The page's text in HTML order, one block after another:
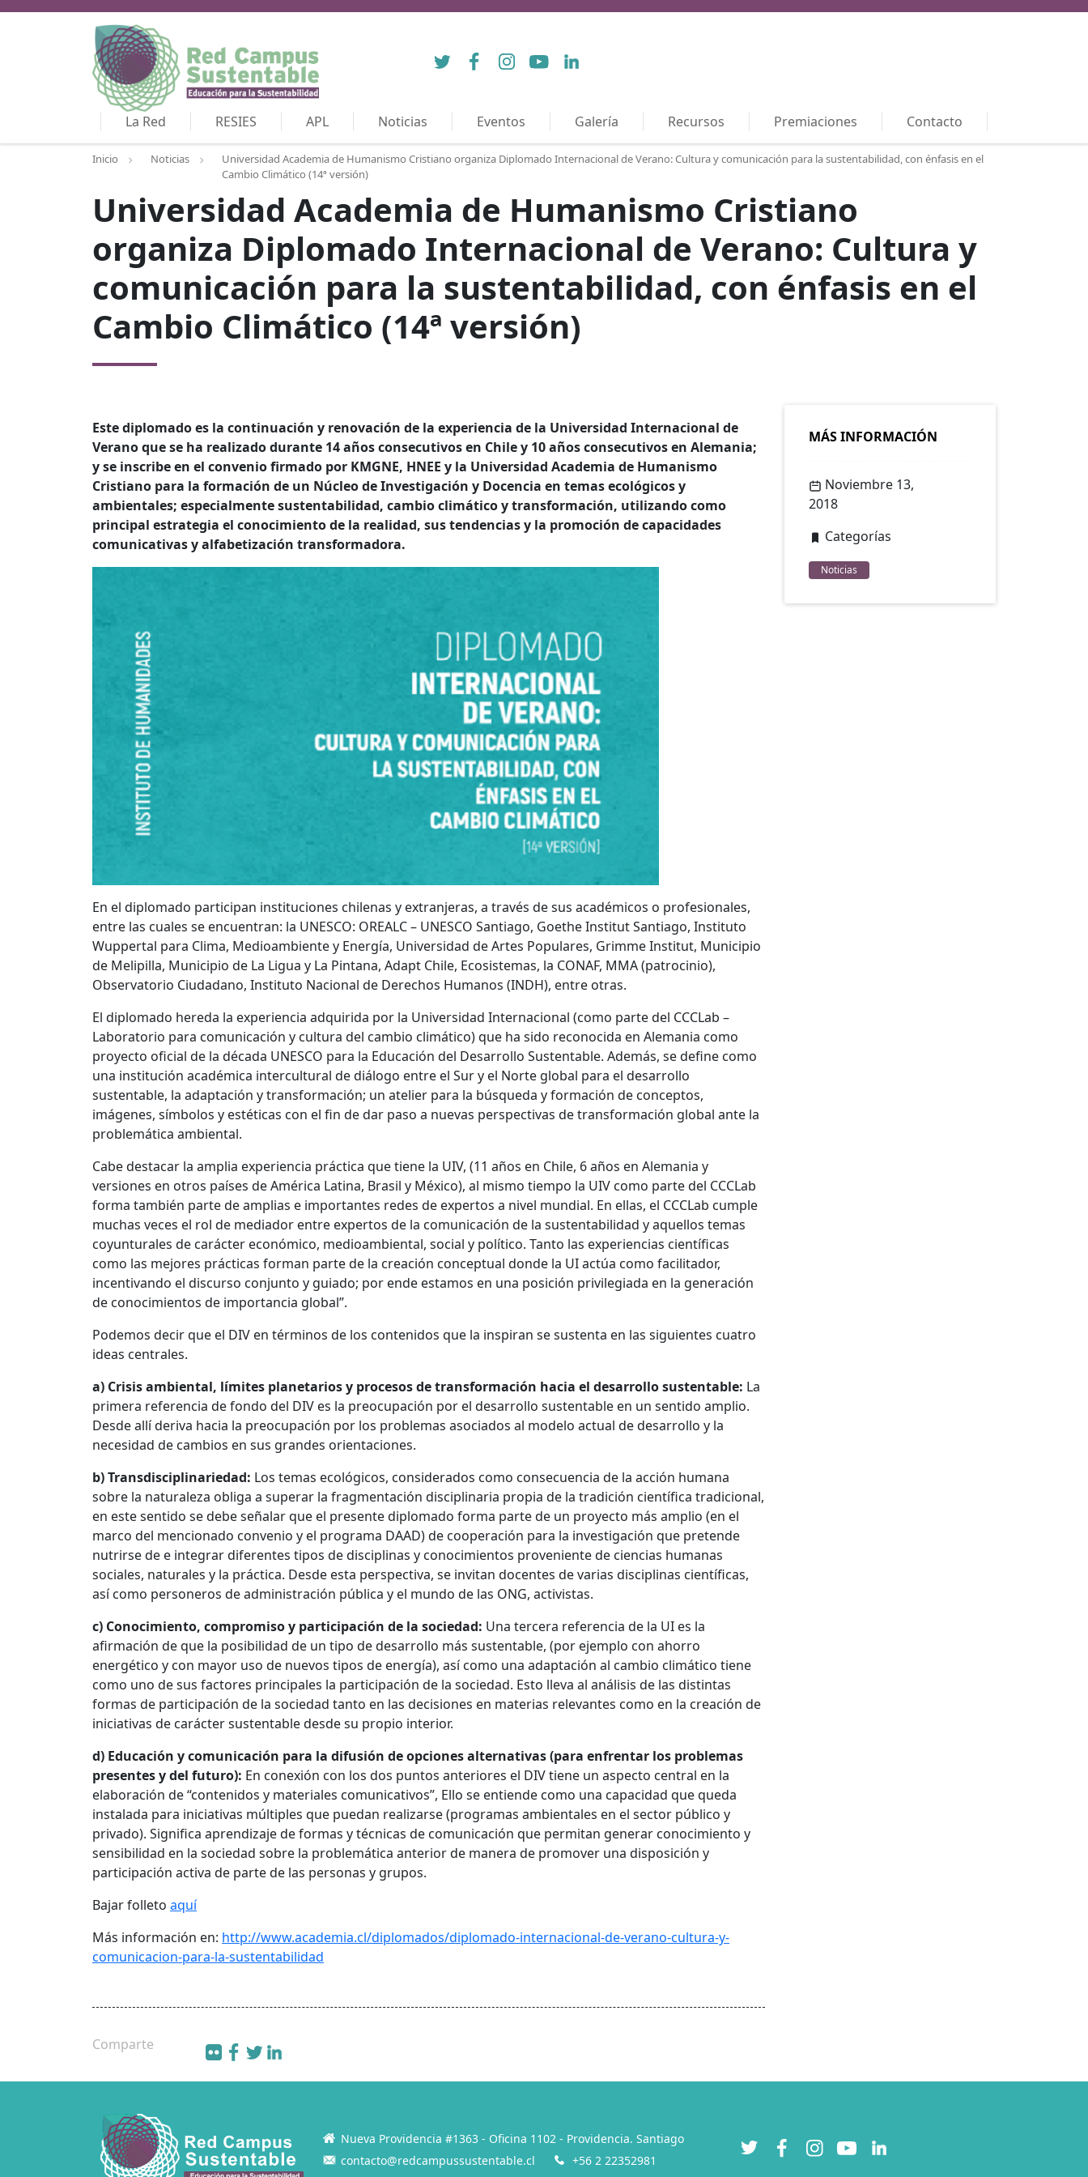
Twitter FacebookInstagramYouTubeLinkedIn
La Red RESIES APL Noticias Eventos Galería Recursos Premiaciones Contacto
Inicio Noticias
Universidad Academia de Humanismo Cristiano organiza Diplomado Internacional de Verano: Cultura y comunicación para la sustentabilidad, con énfasis en el
Cambio Climático (14ª versión)
Universidad Academia de Humanismo Cristiano
organiza Diplomado Internacional de Verano: Cultura y
comunicación para la sustentabilidad, con énfasis en el
Cambio Climático (14ª versión)
Este diplomado es la continuación y renovación de la experiencia de la Universidad Internacional de
Verano que se ha realizado durante 14 años consecutivos en Chile y 10 años consecutivos en Alemania;
y se inscribe en el convenio firmado por KMGNE, HNEE y la Universidad Academia de Humanismo
Cristiano para la formación de un Núcleo de Investigación y Docencia en temas ecológicos y
ambientales; especialmente sustentabilidad, cambio climático y transformación, utilizando como
principal estrategia el conocimiento de la realidad, sus tendencias y la promoción de capacidades
comunicativas y alfabetización transformadora.
En el diplomado participan instituciones chilenas y extranjeras, a través de sus académicos o profesionales,
entre las cuales se encuentran: la UNESCO: OREALC – UNESCO Santiago, Goethe Institut Santiago, Instituto
Wuppertal para Clima, Medioambiente y Energía, Universidad de Artes Populares, Grimme Institut, Municipio
de Melipilla, Municipio de La Ligua y La Pintana, Adapt Chile, Ecosistemas, la CONAF, MMA (patrocinio),
Observatorio Ciudadano, Instituto Nacional de Derechos Humanos (INDH), entre otras.
El diplomado hereda la experiencia adquirida por la Universidad Internacional (como parte del CCCLab –
Laboratorio para comunicación y cultura del cambio climático) que ha sido reconocida en Alemania como
proyecto oficial de la década UNESCO para la Educación del Desarrollo Sustentable. Además, se define como
una institución académica intercultural de diálogo entre el Sur y el Norte global para el desarrollo
sustentable, la adaptación y transformación; un atelier para la búsqueda y formación de conceptos,
imágenes, símbolos y estéticas con el fin de dar paso a nuevas perspectivas de transformación global ante la
problemática ambiental.
Cabe destacar la amplia experiencia práctica que tiene la UIV, (11 años en Chile, 6 años en Alemania y
versiones en otros países de América Latina, Brasil y México), al mismo tiempo la UIV como parte del CCCLab
forma también parte de amplias e importantes redes de expertos a nivel mundial. En ellas, el CCCLab cumple
muchas veces el rol de mediador entre expertos de la comunicación de la sustentabilidad y aquellos temas
coyunturales de carácter económico, medioambiental, social y político. Tanto las experiencias científicas
como las mejores prácticas forman parte de la creación conceptual donde la UI actúa como facilitador,
incentivando el discurso conjunto y guiado; por ende estamos en una posición privilegiada en la generación
de conocimientos de importancia global”.
Podemos decir que el DIV en términos de los contenidos que la inspiran se sustenta en las siguientes cuatro
ideas centrales.
a) Crisis ambiental, límites planetarios y procesos de transformación hacia el desarrollo sustentable: La
primera referencia de fondo del DIV es la preocupación por el desarrollo sustentable en un sentido amplio.
Desde allí deriva hacia la preocupación por los problemas asociados al modelo actual de desarrollo y la
necesidad de cambios en sus grandes orientaciones.
b) Transdisciplinariedad: Los temas ecológicos, considerados como consecuencia de la acción humana
sobre la naturaleza obliga a superar la fragmentación disciplinaria propia de la tradición científica tradicional,
en este sentido se debe señalar que el presente diplomado forma parte de un proyecto más amplio (en el
marco del mencionado convenio y el programa DAAD) de cooperación para la investigación que pretende
nutrirse de e integrar diferentes tipos de disciplinas y conocimientos proveniente de ciencias humanas
sociales, naturales y la práctica. Desde esta perspectiva, se invitan docentes de varias disciplinas científicas,
así como personeros de administración pública y el mundo de las ONG, activistas.
c) Conocimiento, compromiso y participación de la sociedad: Una tercera referencia de la UI es la
afirmación de que la posibilidad de un tipo de desarrollo más sustentable, (por ejemplo con ahorro
energético y con mayor uso de nuevos tipos de energía), así como una adaptación al cambio climático tiene
como uno de sus factores principales la participación de la sociedad. Esto lleva al análisis de las distintas
formas de participación de la sociedad tanto en las decisiones en materias relevantes como en la creación de
iniciativas de carácter sustentable desde su propio interior.
d) Educación y comunicación para la difusión de opciones alternativas (para enfrentar los problemas
presentes y del futuro): En conexión con los dos puntos anteriores el DIV tiene un aspecto central en la
elaboración de “contenidos y materiales comunicativos”, Ello se entiende como una capacidad que queda
instalada para iniciativas múltiples que puedan realizarse (programas ambientales en el sector público y
privado). Significa aprendizaje de formas y técnicas de comunicación que permitan generar conocimiento y
sensibilidad en la sociedad sobre la problemática anterior de manera de promover una disposición y
participación activa de parte de las personas y grupos.
Bajar folleto aquí
Más información en: http://www.academia.cl/diplomados/diplomado-internacional-de-verano-cultura-y-
comunicacion-para-la-sustentabilidad
Comparte
MÁS INFORMACIÓN
Noviembre 13,
2018
Categorías
Noticias
Nueva Providencia #1363 - Oficina 1102 - Providencia. Santiago
contacto@redcampussustentable.cl
+56 2 22352981
Twitter FacebookInstagramYouTubeLinkedIn